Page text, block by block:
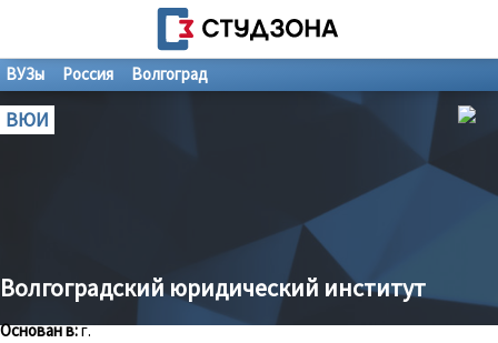
ВУЗы Россия Волгоград
ВЮИ
Волгоградский юридический институт
Основан в:г.